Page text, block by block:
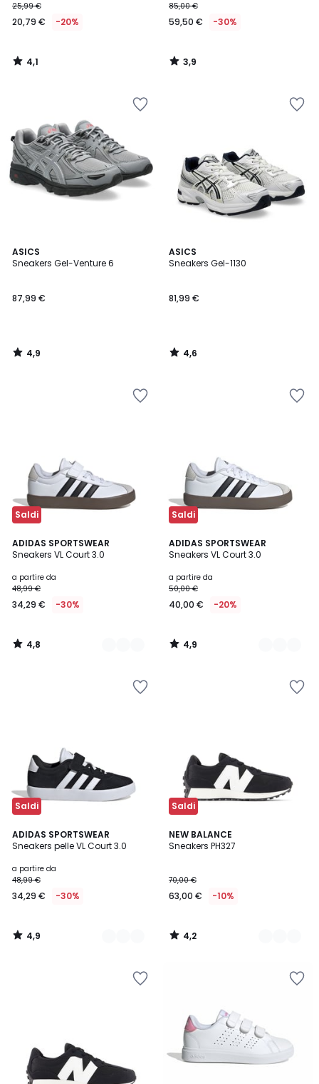
25,99 €
20,79 € -20%
4,1
/
85,00 €
59,50 € -30%
3,9
/
ASICS
Sneakers Gel-Venture 6
87,99 €
4,9
/ 5
4,9
/
ASICS
Sneakers Gel-1130
81,99 €
4,6
/ 5
4,6
/
Saldi
ADIDAS SPORTSWEAR
Sneakers VL Court 3.0
a partire da
48,99 €
34,29 € -30%
4,8
/ 5
3
Colori
4,8
/
Saldi
ADIDAS SPORTSWEAR
Sneakers VL Court 3.0
a partire da
50,00 €
40,00 € -20%
4,9
/ 5
3
Colori
4,9
/
Saldi
ADIDAS SPORTSWEAR
Sneakers pelle VL Court 3.0
a partire da
48,99 €
34,29 € -30%
4,9
/ 5
6
Colori
4,9
/
Saldi
NEW BALANCE
Sneakers PH327
70,00 €
63,00 € -10%
4,2
/ 5
2
Colori
4,2
/